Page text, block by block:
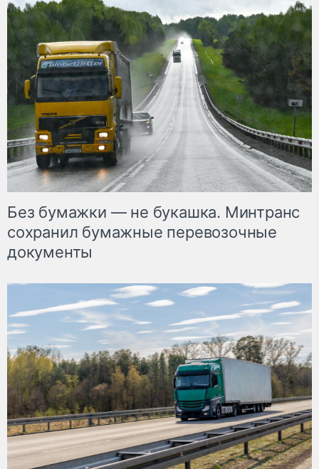
Без бумажки — не букашка. Минтранс
сохранил бумажные перевозочные
документы